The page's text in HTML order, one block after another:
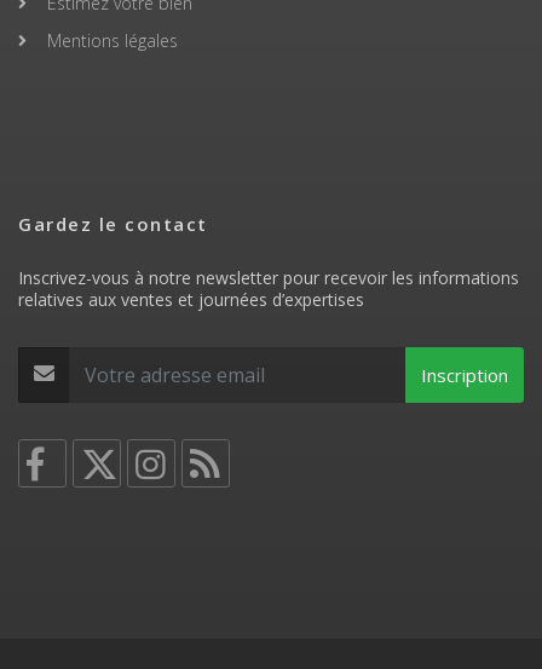
Mentions légales
Gardez le contact
Inscrivez-vous à notre newsletter pour recevoir les informations
relatives aux ventes et journées d’expertises
Inscription